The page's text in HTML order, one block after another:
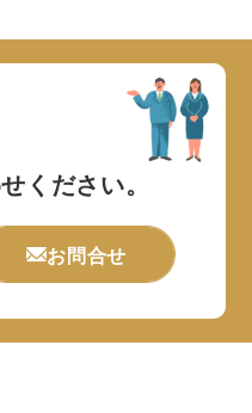
ください。
お問合せ